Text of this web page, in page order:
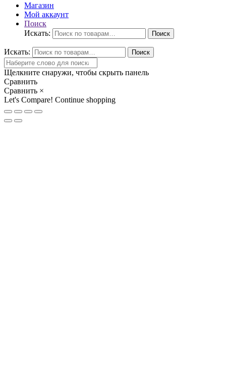
Магазин
Мой аккаунт
Поиск
Искать:
Поиск
Искать: Поиск
Щелкните снаружи, чтобы скрыть панель
Сравнить
Сравнить ×
Let's Compare! Continue shopping